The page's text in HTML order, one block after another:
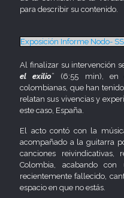
para describir su contenido.
Exposición Informe Nodo-
Al finalizar su intervención
el exilio” (6:55 min), en
colombianas, que han
relatan sus vivencias y
este caso, España.
El acto contó con la
acompañado a la guitarra
canciones reivindicativas,
Colombia, acabando
recientemente fallecido,
espacio en que no estás.